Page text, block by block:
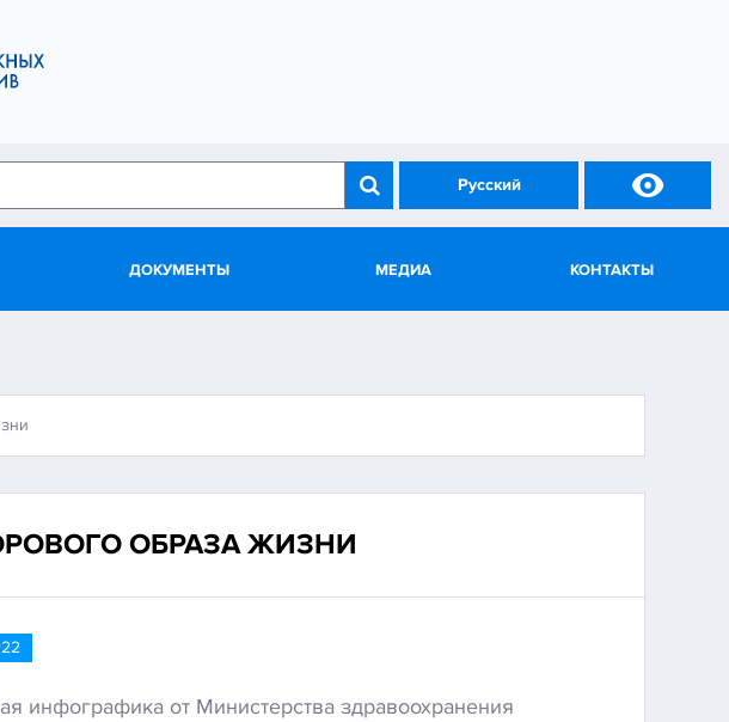
Русский 
ДОКУМЕНТЫ МЕДИА КОНТАКТЫ
ОБРАЗА ЖИЗНИ
инфографика от Министерства здравоохранения